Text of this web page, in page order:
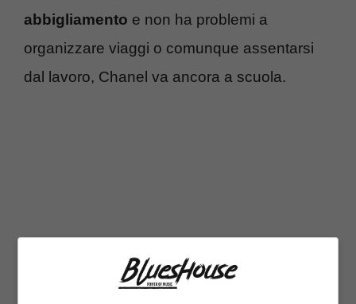
abbigliamento e non ha problemi a
organizzare viaggi o comunque assentarsi
dal lavoro, Chanel va ancora a scuola.